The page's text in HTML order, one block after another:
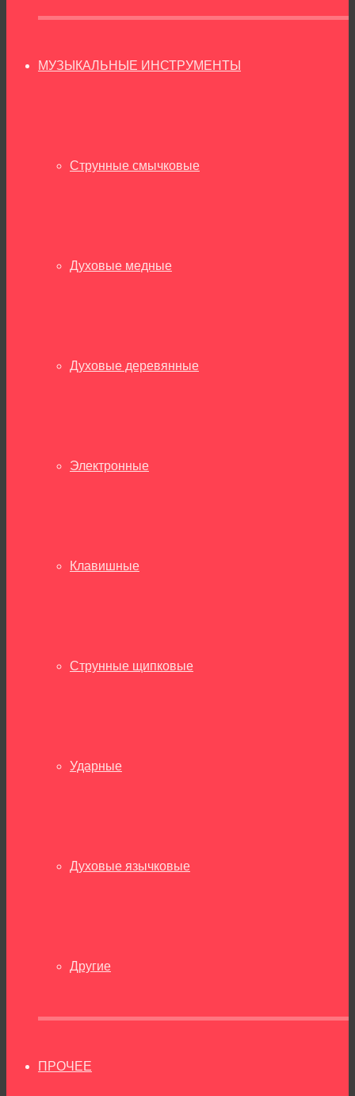
МУЗЫКАЛЬНЫЕ ИНСТРУМЕНТЫ
Струнные смычковые
Духовые медные
Духовые деревянные
Электронные
Клавишные
Струнные щипковые
Ударные
Духовые язычковые
Другие
ПРОЧЕЕ